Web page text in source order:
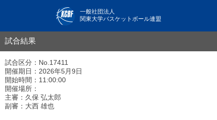
一般社団法人
関東大学バスケットボール連盟
試合結果
試合区分：No.17411
開催期日：2026年5月9日
開始時間：11:00:00
開催場所：
主審：久保 弘太郎
副審：大西 雄也